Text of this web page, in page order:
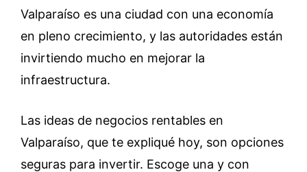
Valparaíso es una ciudad con una economía
en pleno crecimiento, y las autoridades están
invirtiendo mucho en mejorar la
infraestructura.
Las ideas de negocios rentables en
Valparaíso, que te expliqué hoy, son opciones
seguras para invertir. Escoge una y con